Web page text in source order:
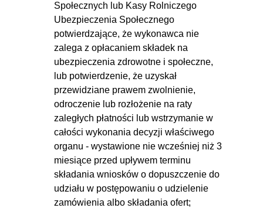
Społecznych lub Kasy Rolniczego
Ubezpieczenia Społecznego
potwierdzające, że wykonawca nie
zalega z opłacaniem składek na
ubezpieczenia zdrowotne i społeczne,
lub potwierdzenie, że uzyskał
przewidziane prawem zwolnienie,
odroczenie lub rozłożenie na raty
zaległych płatności lub wstrzymanie w
całości wykonania decyzji właściwego
organu - wystawione nie wcześniej niż 3
miesiące przed upływem terminu
składania wniosków o dopuszczenie do
udziału w postępowaniu o udzielenie
zamówienia albo składania ofert;